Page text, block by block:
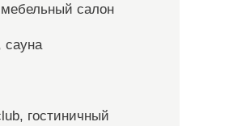
салон
сауна
гостиничный